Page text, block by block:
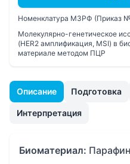
Описание Подготовка
Интерпретация
Биоматериал:
Номенклатура МЗРФ (Приказ
Молекулярно-генетическое
(HER2 амплификация, MSI) в
материале методом ПЦР